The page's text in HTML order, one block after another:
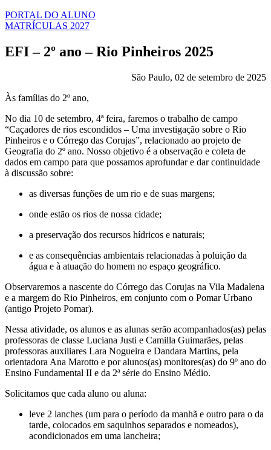
PORTAL DO ALUNO
MATRÍCULAS 2027
EFI – 2º ano – Rio Pinheiros 2025
São Paulo, 02 de setembro de 2025
Às famílias do 2º ano,
No dia 10 de setembro, 4ª feira, faremos o trabalho de campo
“Caçadores de rios escondidos – Uma investigação sobre o Rio
Pinheiros e o Córrego das Corujas”, relacionado ao projeto de
Geografia do 2º ano. Nosso objetivo é a observação e coleta de
dados em campo para que possamos aprofundar e dar continuidade
à discussão sobre:
as diversas funções de um rio e de suas margens;
onde estão os rios de nossa cidade;
a preservação dos recursos hídricos e naturais;
e as consequências ambientais relacionadas à poluição da
água e à atuação do homem no espaço geográfico.
Observaremos a nascente do Córrego das Corujas na Vila Madalena
e a margem do Rio Pinheiros, em conjunto com o Pomar Urbano
(antigo Projeto Pomar).
Nessa atividade, os alunos e as alunas serão acompanhados(as) pelas
professoras de classe Luciana Justi e Camilla Guimarães, pelas
professoras auxiliares Lara Nogueira e Dandara Martins, pela
orientadora Ana Marotto e por alunos(as) monitores(as) do 9º ano do
Ensino Fundamental II e da 2ª série do Ensino Médio.
Solicitamos que cada aluno ou aluna:
leve 2 lanches (um para o período da manhã e outro para o da
tarde, colocados em saquinhos separados e nomeados),
acondicionados em uma lancheira;